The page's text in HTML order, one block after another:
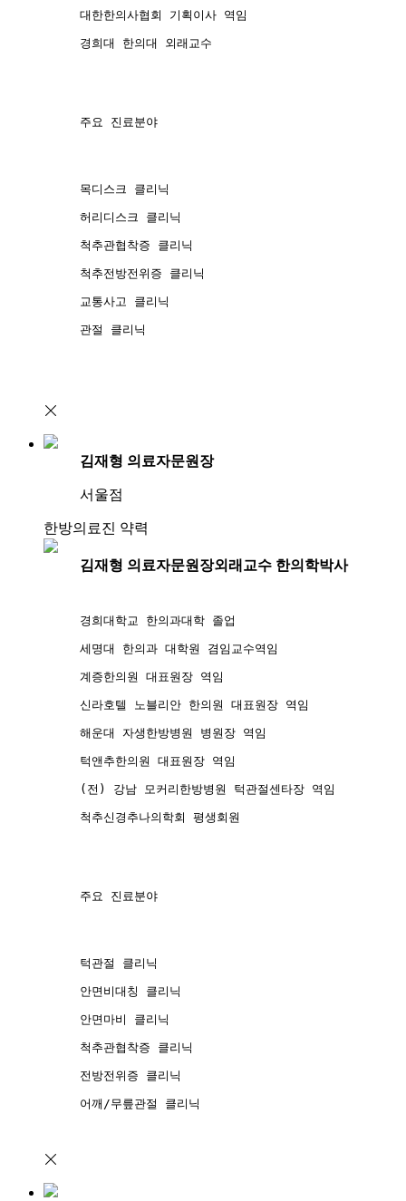
대한한의사협회 기획이사 역임
경희대 한의대 외래교수
주요 진료분야
목디스크 클리닉
허리디스크 클리닉
척추관협착증 클리닉
척추전방전위증 클리닉
교통사고 클리닉
관절 클리닉
김재형 의료자문원장
서울점
한방의료진 약력
김재형 의료자문원장외래교수 한의학박사
경희대학교 한의과대학 졸업
세명대 한의과 대학원 겸임교수역임
계증한의원 대표원장 역임
신라호텔 노블리안 한의원 대표원장 역임
해운대 자생한방병원 병원장 역임
턱앤추한의원 대표원장 역임
(전) 강남 모커리한방병원 턱관절센타장 역임
척추신경추나의학회 평생회원
주요 진료분야
턱관절 클리닉
안면비대칭 클리닉
안면마비 클리닉
척추관협착증 클리닉
전방전위증 클리닉
어깨/무릎관절 클리닉